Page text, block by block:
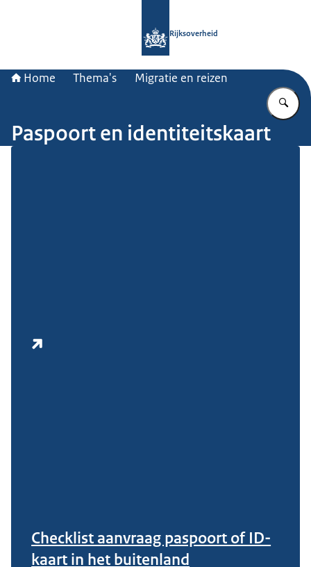
Rijksoverheid
Home Thema's Migratie en reizen
Paspoort en identiteitskaart
Checklist aanvraag paspoort of ID-
kaart in het buitenland